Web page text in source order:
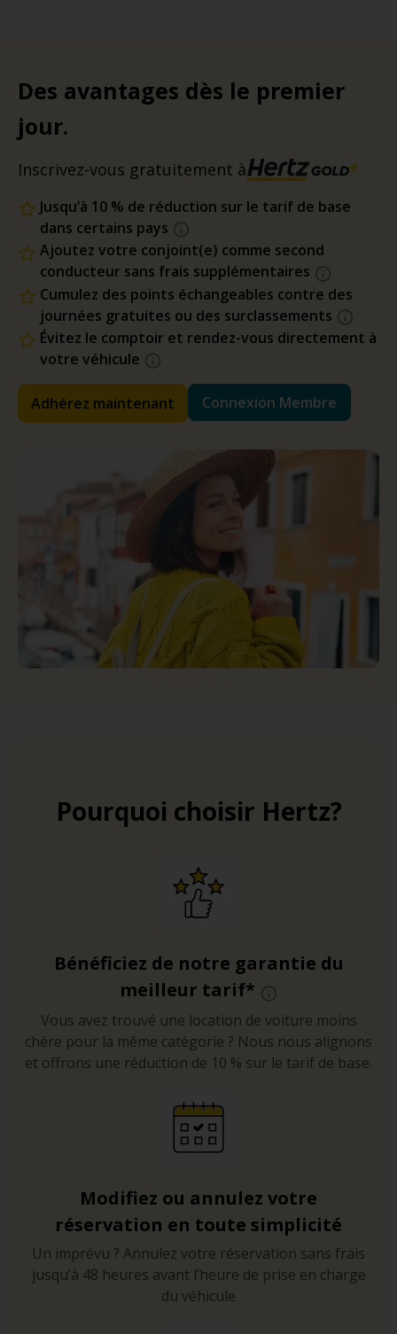
Des avantages dès le premier
jour.
Inscrivez-vous gratuitement à
Jusqu’à 10 % de réduction sur le tarif de base
dans certains pays
Ajoutez votre conjoint(e) comme second
conducteur sans frais supplémentaires
Cumulez des points échangeables contre des
journées gratuites ou des surclassements
Évitez le comptoir et rendez-vous directement à
votre véhicule
Adhérez maintenant Connexion Membre
Pourquoi choisir Hertz?
Bénéficiez de notre garantie du
meilleur tarif*
Vous avez trouvé une location de voiture moins
chère pour la même catégorie ? Nous nous alignons
et offrons une réduction de 10 % sur le tarif de base.
Modifiez ou annulez votre
réservation en toute simplicité
Un imprévu ? Annulez votre réservation sans frais
jusqu’à 48 heures avant l’heure de prise en charge
du véhicule